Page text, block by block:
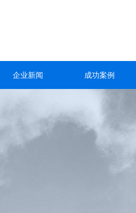
企业新闻 成功案例